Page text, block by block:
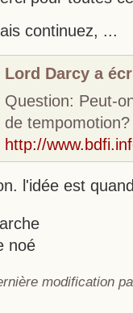
continuez, ...
Lord Darcy a
Question: Peut-
de
http://
l'idée est
modification